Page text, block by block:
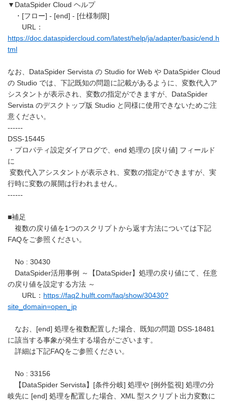
▼DataSpider Cloud ヘルプ
・[フロー] - [end] - [仕様制限]
URL：
https://doc.dataspidercloud.com/latest/help/ja/adapter/basic/end.h
tml
なお、DataSpider Servista の Studio for Web や DataSpider Cloud
の Studio では、下記既知の問題に記載があるように、変数代入ア
シスタントが表示され、変数の指定ができますが、DataSpider
Servista のデスクトップ版 Studio と同様に使用できないためご注
意ください。
------
DSS-15445
・プロパティ設定ダイアログで、end 処理の [戻り値] フィールド
に
変数代入アシスタントが表示され、変数の指定ができますが、実
行時に変数の展開は行われません。
------
■補足
複数の戻り値を1つのスクリプトから返す方法については下記
FAQをご参照ください。
No : 30430
DataSpider活用事例 ～【DataSpider】処理の戻り値にて、任意
の戻り値を設定する方法 ～
URL： https://faq2.hulft.com/faq/show/30430?
site_domain=open_jp
なお、[end] 処理を複数配置した場合、既知の問題 DSS-18481
に該当する事象が発生する場合がございます。
詳細は下記FAQをご参照ください。
No : 33156
【DataSpider Servista】[条件分岐] 処理や [例外監視] 処理の分
岐先に [end] 処理を配置した場合、XML 型スクリプト出力変数に